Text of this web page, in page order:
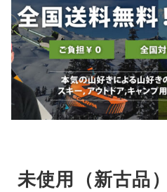
未使用（新古品